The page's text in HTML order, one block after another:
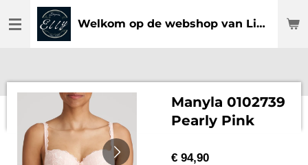
direct
Welkom op de webshop van Lingerie Elly
Manyla 0102739
Pearly Pink
€ 94,90